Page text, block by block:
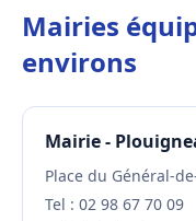
Mairies
environs
Mairie -
Place du Général-
Tel : 02 98 67 70 09